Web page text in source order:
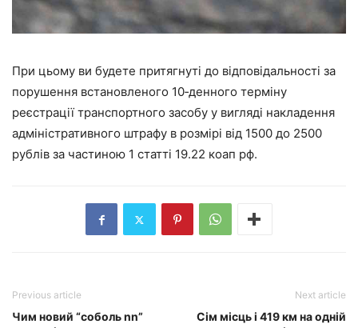
При цьому ви будете притягнуті до відповідальності за
порушення встановленого 10‑денного терміну
реєстрації транспортного засобу у вигляді накладення
адміністративного штрафу в розмірі від 1500 до 2500
рублів за частиною 1 статті 19.22 коап рф.
Previous article
Чим новий “соболь nn”
Next article
Сім місць і 419 км на одній